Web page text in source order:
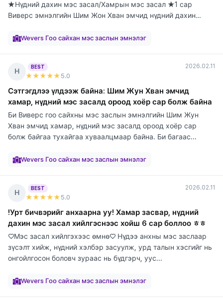
★Нүдний дахин мэс засал/Хамрын мэс засал ★1 сар
Виверс эмнэлгийн Шим Жон Хван эмчид нүдний дахин
Wevers Гоо сайхан мэс заслын эмнэлэг
Н
BEST
★★★★★ 5.0
2026.02.11
Сэтгэгдлээ үлдээж байна: Шим Жун Хван эмчид
хамар, нүдний мэс засалд ороод хоёр сар болж байна
Би Виверс гоо сайхны мэс заслын эмнэлгийн Шим Жун
Хван эмчид хамар, нүдний мэс засалд ороод хоёр сар
болж байгаа тухайгаа хуваалцмаар байна. Би багаас...
Wevers Гоо сайхан мэс заслын эмнэлэг
Н
BEST
★★★★★ 5.0
2026.02.11
!Урт бичвэрийг анхаарна уу! Хамар засвар, нүдний
дахин мэс засал хийлгэснээс хойш 6 сар боллоо ㅎㅎ
♡Мэс засал хийлгэхээс өмнө♡ Нүдээ анхны мэс заслаар
зүсэлт хийж, нүдний хэлбэр засуулж, урд талын хэсгийг нь
онгойлгосон боловч зураас нь бүдгэрч, уус...
Wevers Гоо сайхан мэс заслын эмнэлэг